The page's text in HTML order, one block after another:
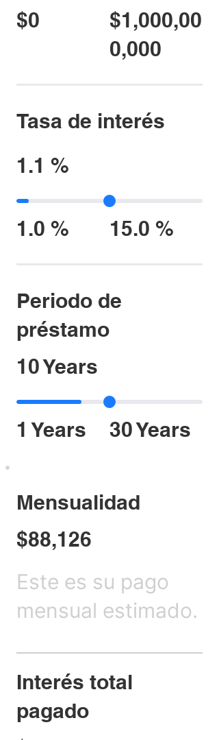
$0
$1,000,00
0,000
Tasa de interés
1.1 %
1.0 % 15.0 %
Periodo de
préstamo
10 Years
1 Years 30 Years
Mensualidad
$88,126
Este es su pago
mensual estimado.
Interés total
pagado